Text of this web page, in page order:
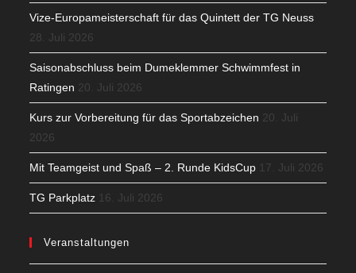
Vize-Europameisterschaft für das Quintett der TG Neuss
28. Juli 2026
Saisonabschluss beim Dumeklemmer Schwimmfest in
Ratingen 20. Juli 2026
Kurs zur Vorbereitung für das Sportabzeichen 20. Juli
2026
Mit Teamgeist und Spaß – 2. Runde KidsCup 17. Juli 2026
TG Parkplatz 16. Juli 2026
Veranstaltungen